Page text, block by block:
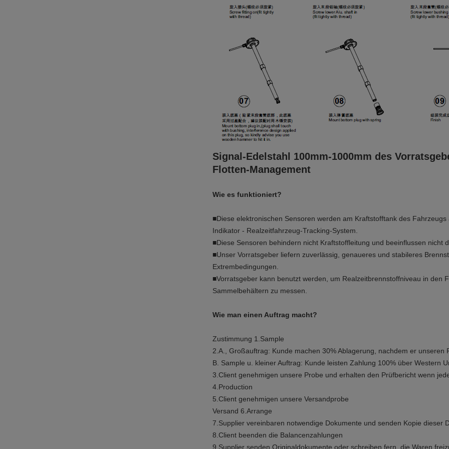
Signal-Edelstahl 100mm-1000mm des
Flotten-Management
Wie es funktioniert?
■Diese elektronischen Sensoren werden am Kraftstofftank des
Indikator - Realzeitfahrzeug-Tracking-System.
■Diese Sensoren behindern nicht Kraftstoffleitung und beeinflussen nicht
■Unser Vorratsgeber liefern zuverlässig, genaueres und stabileres
Extrembedingungen.
■Vorratsgeber kann benutzt werden, um Realzeitbrennstoffniveau in den
Sammelbehältern zu messen.
Wie man einen Auftrag macht?
Zustimmung 1.Sample
2.A., Großauftrag: Kunde machen 30% Ablagerung, nachdem er unseren
B. Sample u. kleiner Auftrag: Kunde leisten Zahlung 100% über Western
3.Client genehmigen unsere Probe und erhalten den Prüfbericht wenn
4.Production
5.Client genehmigen unsere Versandprobe
Versand 6.Arrange
7.Supplier vereinbaren notwendige Dokumente und senden Kopie dieser
8.Client beenden die Balancenzahlungen
9.Supplier senden Originaldokumente oder schreiben fern, die Waren